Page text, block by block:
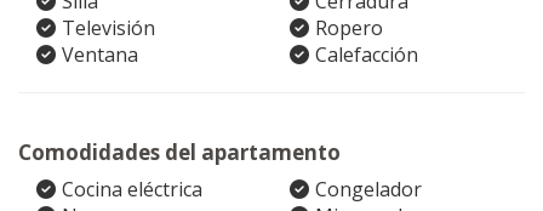
Televisión
Ropero
Ventana
Calefacción
Comodidades del apartamento
Cocina eléctrica
Congelador